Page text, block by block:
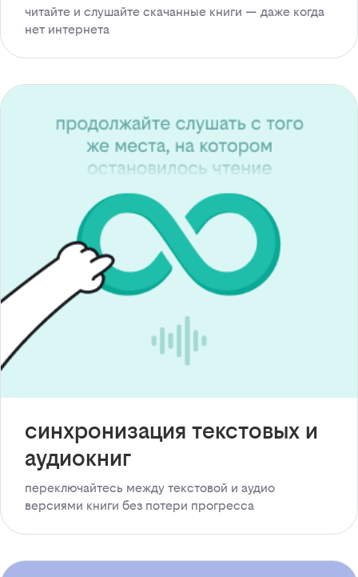
читайте и слушайте скачанные книги — даже когда
нет интернета
синхронизация текстовых и
аудиокниг
переключайтесь между текстовой и аудио
версиями книги без потери прогресса